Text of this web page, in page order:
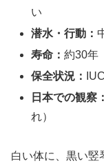
い
潜水・行動：
寿命：約30年
保全状況：
日本での観察：
れ）
白い体に、黒い竪